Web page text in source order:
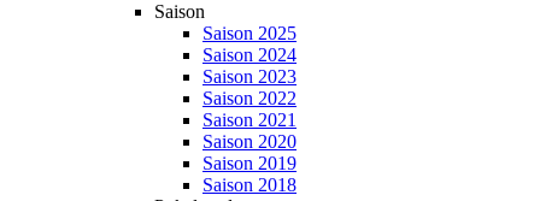
Saison
Saison 2025
Saison 2024
Saison 2023
Saison 2022
Saison 2021
Saison 2020
Saison 2019
Saison 2018